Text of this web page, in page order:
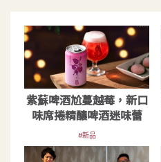
紫蘇啤酒尬蔓越莓，新口
味席捲精釀啤酒迷味蕾
#新品